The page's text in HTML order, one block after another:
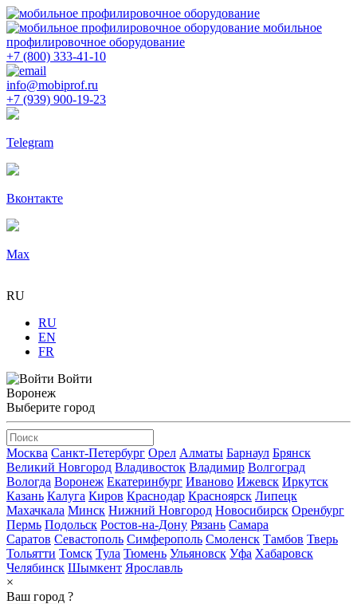
мобильное
профилировочное оборудование
+7 (800) 333-41-10
info@mobiprof.ru
+7 (939) 900-19-23
Telegram
Вконтакте
Max
RU
RU
EN
FR
Войти
Воронеж
Выберите город
Москва Санкт-Петербург Орел Алматы Барнаул Брянск
Великий Новгород Владивосток Владимир Волгоград
Вологда Воронеж Екатеринбург Иваново Ижевск Иркутск
Казань Калуга Киров Краснодар Красноярск Липецк
Махачкала Минск Нижний Новгород Новосибирск Оренбург
Пермь Подольск Ростов-на-Дону Рязань Самара
Саратов Севастополь Симферополь Смоленск Тамбов Тверь
Тольятти Томск Тула Тюмень Ульяновск Уфа Хабаровск
Челябинск Шымкент Ярославль
×
Ваш город ?